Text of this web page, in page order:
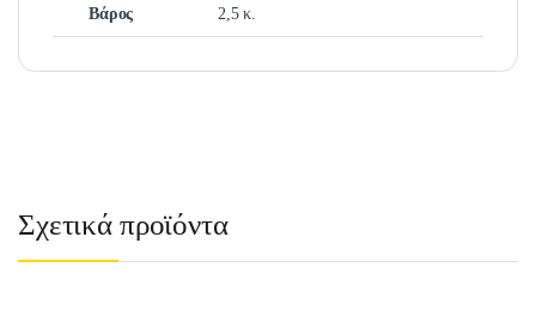
Βάρος 2,5 κ.
Σχετικά προϊόντα